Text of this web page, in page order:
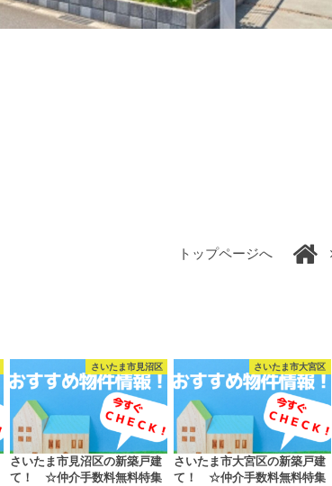
トップページへ
さいたま市見沼区
さいたま市見沼区の新築戸建
て！ ☆仲介手数料無料特集
さいたま市大宮区
さいたま市大宮区の新築戸建
て！ ☆仲介手数料無料特集